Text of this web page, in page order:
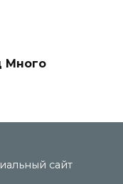
Много
сайт